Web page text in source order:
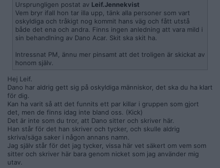
Ursprungligen postat av Leif.Jennekvist
Vem bryr ifall hon tar illa upp, tänk alla personer som vart
oskyldiga och tråkigt nog kommit hans väg och fått utstå
både det ena och andra. Finns ingen anledning att vara mild i
sin behandlning av Dano Acar. Skit ska skit ha.
Intressnat PM, ännu mer pinsamt att det troligen är skickat av
honom själv.
Hej Leif.
Dano har aldrig gett sig på oskyldiga människor, det ska du ha klart
för dig.
Kan ha varit så att det funnits ett par killar i gruppen som gjort
det, men de finns idag inte bland oss. (Kick)
Det är inte som du tror, att Dano sitter och skriver här.
Han står för det han skriver och tycker, och skulle aldrig
skriva/säga saker i någon annans namn.
Jag själv står för det jag tycker, vissa här vet säkert om vem som
sitter och skriver här bara genom nicket som jag använder mig
utav.